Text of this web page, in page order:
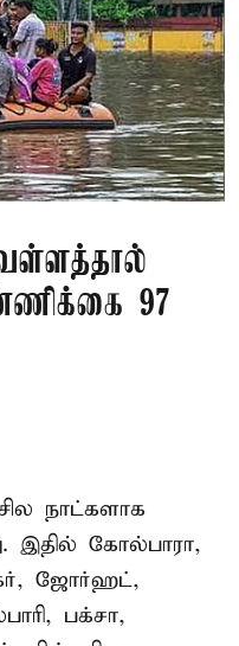
97
நாட்களாக
இதில் கோல்பாரா,
ஜோர்ஹட்,
பக்சா,